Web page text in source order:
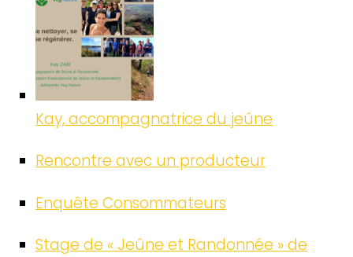
Kay, accompagnatrice du jeûne
Rencontre avec un producteur
Enquête Consommateurs
Stage de « Jeûne et Randonnée » de